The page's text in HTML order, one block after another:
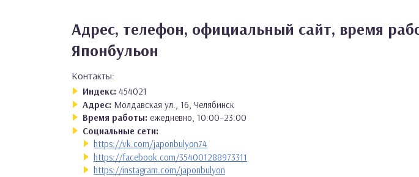
Адрес, телефон, официальный сайт, время
Японбульон
Контакты:
Индекс: 454021
Адрес: Молдавская ул., 16, Челябинск
Время работы: ежедневно, 10:00–23:00
Социальные сети:
https://vk.com/japonbulyon74
https://facebook.com/354001288973311
https://instagram.com/japonbulyon